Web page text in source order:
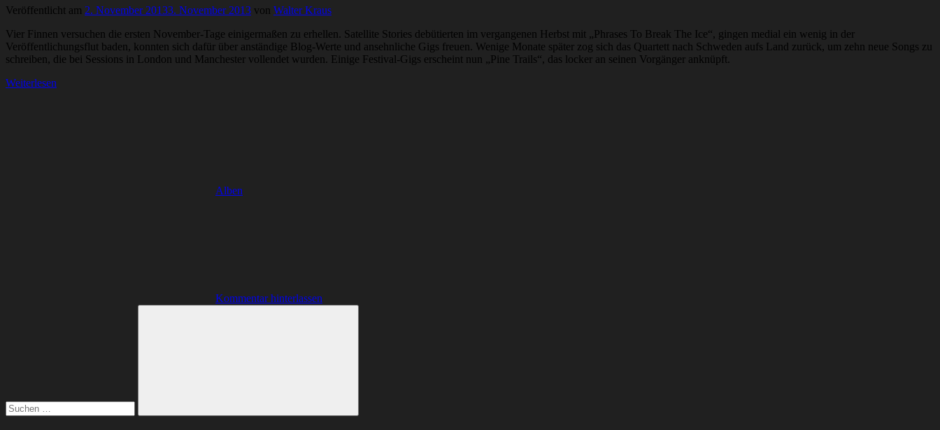
Veröffentlicht am 2. November 20133. November 2013 von Walter Kraus
Vier Finnen versuchen die ersten November-Tage einigermaßen zu erhellen. Satellite Stories debütierten im vergangenen Herbst mit „Phrases To Break The Ice“, gingen medial ein wenig in der
Veröffentlichungsflut baden, konnten sich dafür über anständige Blog-Werte und ansehnliche Gigs freuen. Wenige Monate später zog sich das Quartett nach Schweden aufs Land zurück, um zehn neue Songs zu
schreiben, die bei Sessions in London und Manchester vollendet wurden. Einige Festival-Gigs erscheint nun „Pine Trails“, das locker an seinen Vorgänger anknüpft.
Weiterlesen
Alben
Kommentar hinterlassen
Suchen